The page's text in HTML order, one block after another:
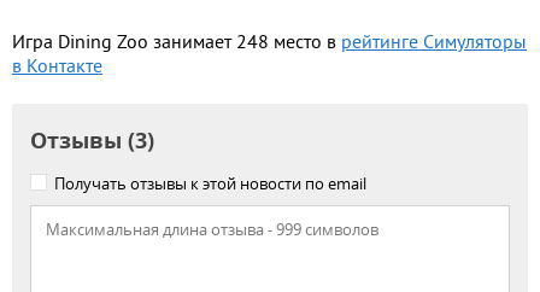
Игра Dining Zoo занимает 248 место в рейтинге Симуляторы
в Контакте
Отзывы (3)
Получать отзывы к этой новости по email